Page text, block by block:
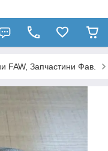
FAW, Запчастини Фав.